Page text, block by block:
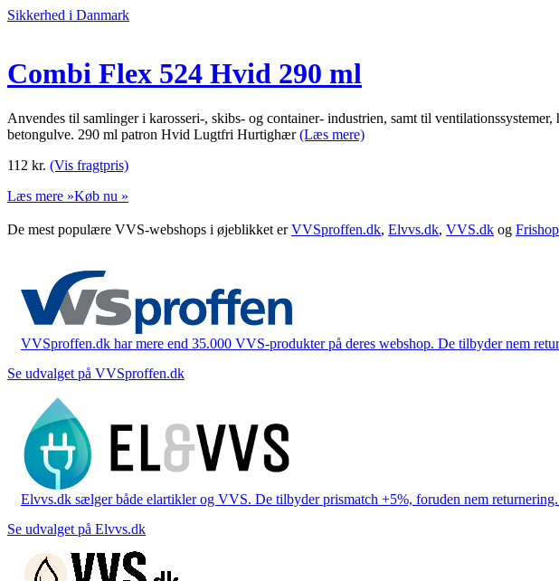
Sikkerhed i Danmark
Combi Flex 524 Hvid 290 ml
Anvendes til samlinger i karosseri-, skibs- og container- industrien, samt til
betongulve. 290 ml patron Hvid Lugtfri Hurtighær(Læs mere)
112 kr. (Vis fragtpris)
Læs mere »Køb nu »
De mest populære VVS-webshops i øjeblikket erVVSproffen.dk, Elvvs.dk, VVS.dk og
VVSproffen.dk har mere end 35.000 VVS-produkter på deres webshop. De tilbyder nem
Se udvalget på VVSproffen.dk
Elvvs.dk sælger både elartikler og VVS. De tilbyder prismatch +5%, foruden nem
Se udvalget på Elvvs.dk